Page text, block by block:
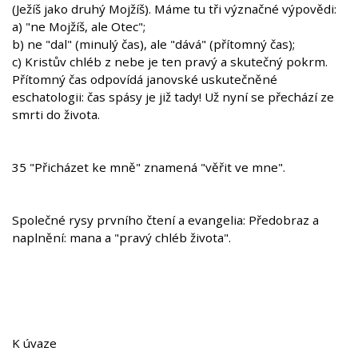
(Ježíš jako druhý Mojžíš). Máme tu tři význačné výpovědi:
a) "ne Mojžíš, ale Otec";
b) ne "dal" (minulý čas), ale "dává" (přítomný čas);
c) Kristův chléb z nebe je ten pravý a skutečný pokrm.
Přítomný čas odpovídá janovské uskutečněné
eschatologii: čas spásy je již tady! Už nyní se přechází ze
smrti do života.
35 "Přicházet ke mně" znamená "věřit ve mne".
Společné rysy prvního čtení a evangelia: Předobraz a
naplnění: mana a "pravý chléb života".
K úvaze